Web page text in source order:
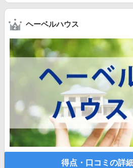
ヘーベルハウス
得点・口コミの詳